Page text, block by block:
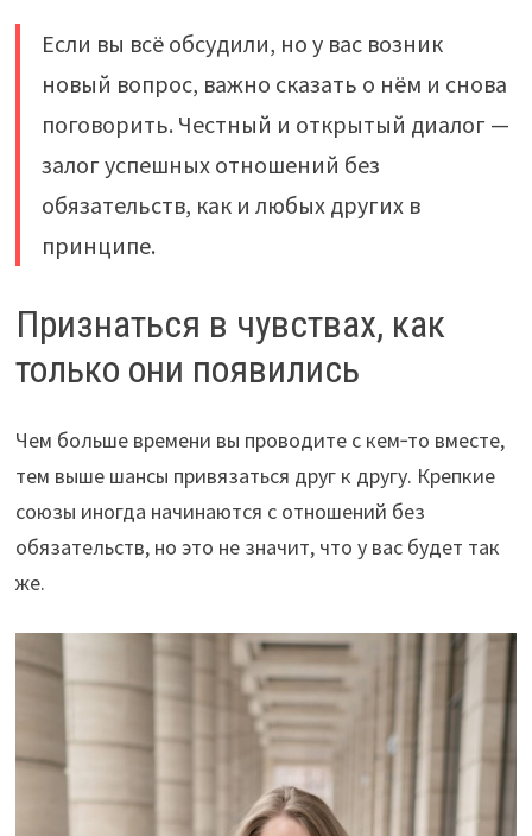
Если вы всё обсудили, но у вас возник
новый вопрос, важно сказать о нём и снова
поговорить. Честный и открытый диалог —
залог успешных отношений без
обязательств, как и любых других в
принципе.
Признаться в чувствах, как
только они появились
Чем больше времени вы проводите с кем‑то вместе,
тем выше шансы привязаться друг к другу. Крепкие
союзы иногда начинаются с отношений без
обязательств, но это не значит, что у вас будет так
же.